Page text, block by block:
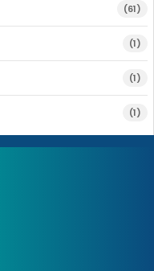
(61)
(1)
(1)
(1)